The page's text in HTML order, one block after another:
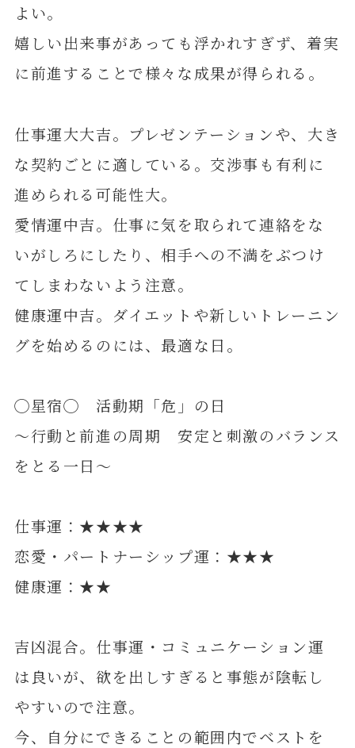
よい。
嬉しい出来事があっても浮かれすぎず、着実
に前進することで様々な成果が得られる。
仕事運大大吉。プレゼンテーションや、大き
な契約ごとに適している。交渉事も有利に
進められる可能性大。
愛情運中吉。仕事に気を取られて連絡をな
いがしろにしたり、相手への不満をぶつけ
てしまわないよう注意。
健康運中吉。ダイエットや新しいトレーニン
グを始めるのには、最適な日。
◯星宿◯ 活動期「危」の日
～行動と前進の周期 安定と刺激のバランス
をとる一日～
仕事運：★★★★
恋愛・パートナーシップ運：★★★
健康運：★★
吉凶混合。仕事運・コミュニケーション運
は良いが、欲を出しすぎると事態が陰転し
やすいので注意。
今、自分にできることの範囲内でベストを